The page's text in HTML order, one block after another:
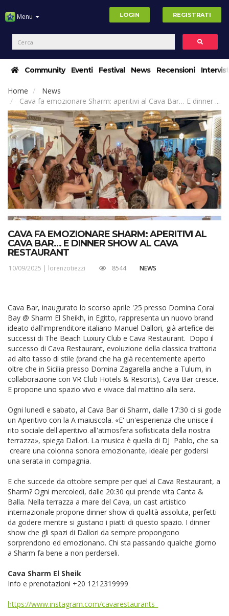
Menu LOGIN REGISTRATI
Community Eventi Festival News Recensioni
Home
News
Cava fa emozionare Sharm: aperitivi al Cava Bar… E dinner ...
CAVA FA EMOZIONARE SHARM: APERITIVI AL
CAVA BAR… E DINNER SHOW AL CAVA
RESTAURANT
10/09/2025 | lorenzotiezzi 8544 NEWS
Cava Bar, inaugurato lo scorso aprile '25 presso Domina Coral
Bay @ Sharm El Sheikh, in Egitto, rappresenta un nuovo brand
ideato dall'imprenditore italiano Manuel Dallori, già artefice dei
successi di The Beach Luxury Club e Cava Restaurant. Dopo il
successo di Cava Restaurant, evoluzione della classica trattoria
ad alto tasso di stile (brand che ha già recentemente aperto
oltre che in Sicilia presso Domina Zagarella anche a Tulum, in
collaborazione con VR Club Hotels & Resorts), Cava Bar cresce.
E propone uno spazio vivo e vivace dal mattino alla sera.
Ogni lunedì e sabato, al Cava Bar di Sharm, dalle 17:30 ci si gode
un Aperitivo con la A maiuscola. «E' un'esperienza che unisce il
rito sociale dell'aperitivo all'atmosfera sofisticata della nostra
terrazza», spiega Dallori. La musica è quella di DJ Pablo, che sa
creare una colonna sonora emozionante, ideale per godersi
una serata in compagnia.
E che succede da ottobre sempre per quel al Cava Restaurant, a
Sharm? Ogni mercoledì, dalle 20:30 qui prende vita Canta &
Balla. Nella terrazza a mare del Cava, un cast artistico
internazionale propone dinner show di qualità assoluta, perfetti
da godere mentre si gustano i piatti di questo spazio. I dinner
show che gli spazi di Dallori da sempre propongono
sorprendono ed emozionano. Chi sta passando qualche giorno
a Sharm fa bene a non perderseli.
Cava Sharm El Sheik
Info e prenotazioni +20 1212319999
https://www.instagram.com/cavarestaurants_